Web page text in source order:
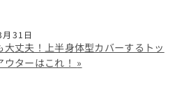
31日
大丈夫！上半身体型カバーするトッ
ウターはこれ！